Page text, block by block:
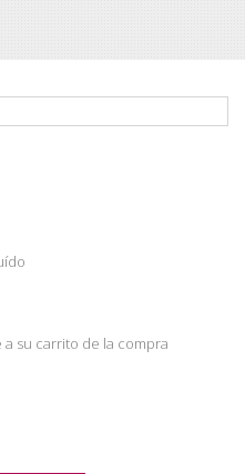
su carrito de la compra